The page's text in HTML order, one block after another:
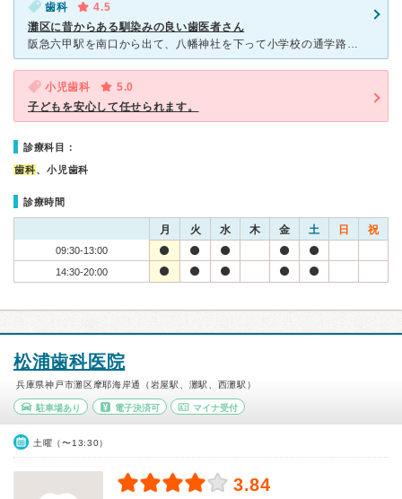
歯科
4.5
灘区に昔からある馴染みの良い歯医者さん
阪急六甲駅を南口から出て、八幡神社を下って小学校の通学路地域にある徒歩１０分圏内にあります。 予約制なので待ち時間はほとんどありません。各患者さんのアポイントもタイト過ぎないように取ってらっしゃるの
小児歯科
5.0
子どもを安心して任せられます。
診療科目：
歯科、小児歯科
診療時間
月 火 水 木 金 土 日 祝
09:30-13:00
14:30-20:00
松浦歯科医院
兵庫県神戸市灘区摩耶海岸通（岩屋駅、灘駅、西灘駅）
駐車場あり 電子決済可 マイナ受付
土曜（〜13:30）
3.84